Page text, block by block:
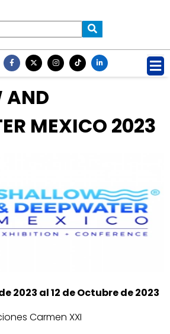
AND
MEXICO 2023
2023 al 12 de Octubre de 2023
Carmen XXI